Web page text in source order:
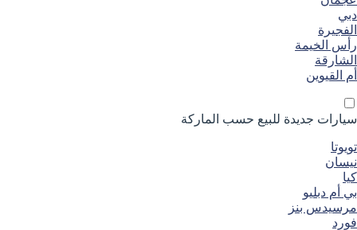
دبي
الفجيرة
رأس الخيمة
الشارقة
أم القيوين
سيارات جديدة للبيع حسب الماركة
تويوتا
نيسان
كيا
بي أم دبليو
مرسيدس بنز
فورد